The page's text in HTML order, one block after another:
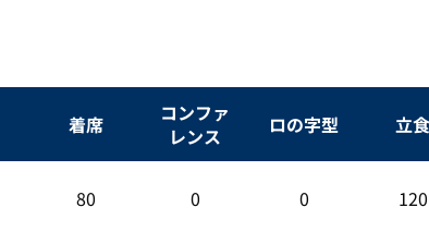
着席
コンファ
レンス
ロの字型 立食
80 0 0 120